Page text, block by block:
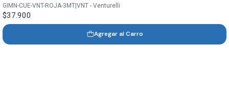
GIMN-CUE-VNT-ROJA-3MT |VNT - Venturelli
$37.900
Agregar al Carro